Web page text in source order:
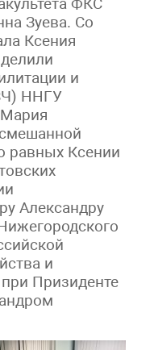
ФКС
Зуева. Со
Ксения
и
ННГУ
равных Ксении
Александру
и
Призиденте